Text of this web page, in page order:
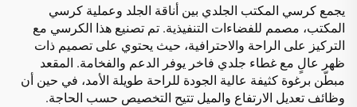
يجمع كرسي المكتب الجلدي بين أناقة الجلد وعملية كرسي
المكتب، مصمم للفضاءات التنفيذية. تم تصنيع هذا الكرسي مع
التركيز على الراحة والاحترافية، حيث يحتوي على تصميم ذات
ظهر عالٍ مع غطاء جلدي فاخر يوفر الدعم والفخامة. المقعد
مبطّن برغوة كثيفة عالية الجودة للراحة طويلة الأمد، في حين أن
وظائف تعديل الارتفاع والميل تتيح التخصيص حسب الحاجة.